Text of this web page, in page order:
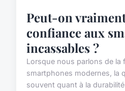
Peut-on
confiance aux
incassables ?
Lorsque nous parlons de la
smartphones modernes, la
souvent quant à la